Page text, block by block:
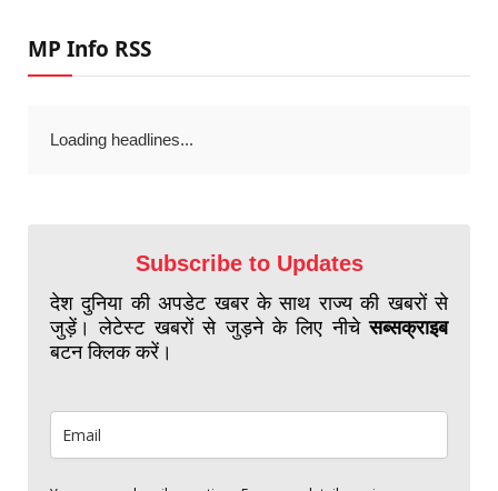
MP Info RSS
Loading headlines...
Subscribe to Updates
देश दुनिया की अपडेट खबर के साथ राज्य की खबरों से
जुड़ें। लेटेस्ट खबरों से जुड़ने के लिए नीचेसब्सक्राइब
बटन क्लिक करें।